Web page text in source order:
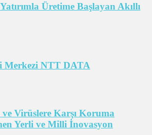
Üretime Başlayan Akıllı
Merkezi NTT DATA
Virüslere Karşı Koruma
Yerli ve Milli İnovasyon